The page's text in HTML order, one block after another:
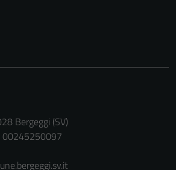
Bergeggi (SV)
00245250097